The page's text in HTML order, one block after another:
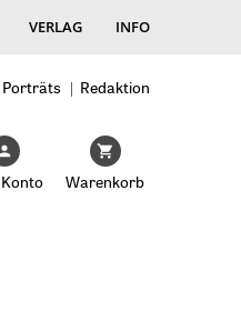
VERLAG INFO
Porträts
Redaktion
Warenkorb